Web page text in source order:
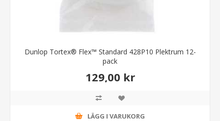
Dunlop Tortex® Flex™ Standard 428P10 Plektrum 12-
pack
129,00 kr
LÄGG I VARUKORG